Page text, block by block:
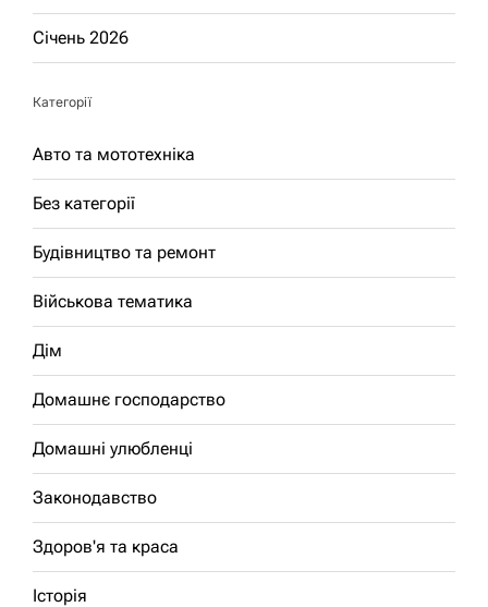
Січень 2026
Категорії
Авто та мототехніка
Без категорії
Будівництво та ремонт
Військова тематика
Дім
Домашнє господарство
Домашні улюбленці
Законодавство
Здоров'я та краса
Історія